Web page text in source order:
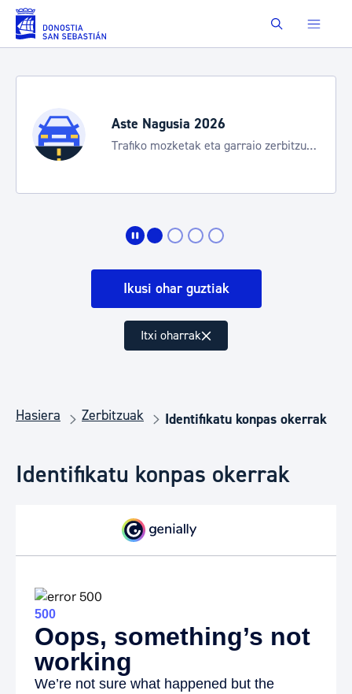
Eduki nagusira joan Buscar
Aste Nagusia 2026
Trafiko mozketak eta garraio zerbitzu
Ikusi ohar guztiak
Itxi oharrak
Hasiera Zerbitzuak Identifikatu konpas okerrak
Identifikatu konpas okerrak